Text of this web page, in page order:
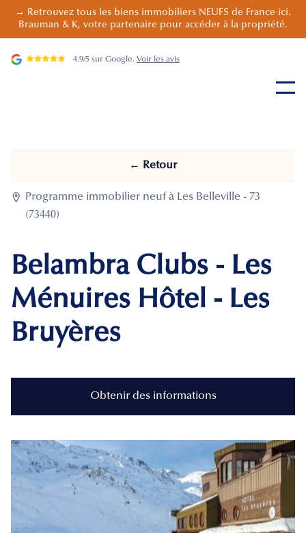
→ Retrouvez tous les biens immobiliers NEUFS de France ici.
Brauman & K, votre partenaire pour accéder à la propriété.
4.9/5 sur Google. Voir les avis
← Retour

Programme immobilier neuf à Les Belleville - 73
(73440)
Belambra Clubs - Les
Ménuires Hôtel - Les
Bruyères
Obtenir des informations